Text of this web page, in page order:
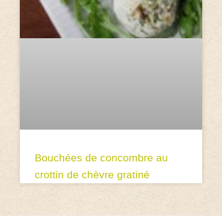
Bouchées de concombre au
crottin de chèvre gratiné